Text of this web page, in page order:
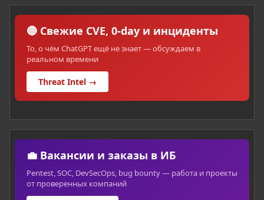
🔴 Свежие CVE, 0-day и инциденты
То, о чём ChatGPT ещё не знает — обсуждаем в
реальном времени
Threat Intel →
💼 Вакансии и заказы в ИБ
Pentest, SOC, DevSecOps, bug bounty — работа и проекты
от проверенных компаний